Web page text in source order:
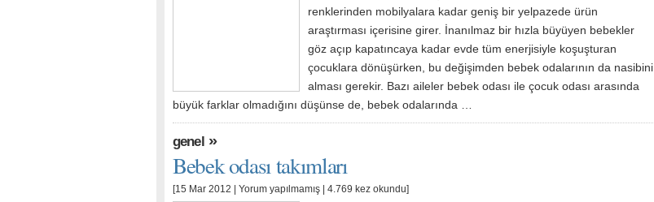
renklerinden mobilyalara kadar geniş bir yelpazede ürün
araştırması içerisine girer. İnanılmaz bir hızla büyüyen bebekler
göz açıp kapatıncaya kadar evde tüm enerjisiyle koşuşturan
çocuklara dönüşürken, bu değişimden bebek odalarının da nasibini
alması gerekir. Bazı aileler bebek odası ile çocuk odası arasında
büyük farklar olmadığını düşünse de, bebek odalarında …
genel»
Bebek odası takımları
[15 Mar 2012 | Yorum yapılmamış | 4.769 kez okundu]